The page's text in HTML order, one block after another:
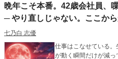
晩年こそ本番。42歳会社員、
─ やり直しじゃない。ここか
七乃白 志優
仕事はこなせている
が動く瞬間だけが減